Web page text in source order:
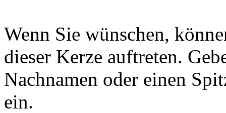
Wenn Sie wünschen,
dieser Kerze auftreten.
Nachnamen oder einen
ein.